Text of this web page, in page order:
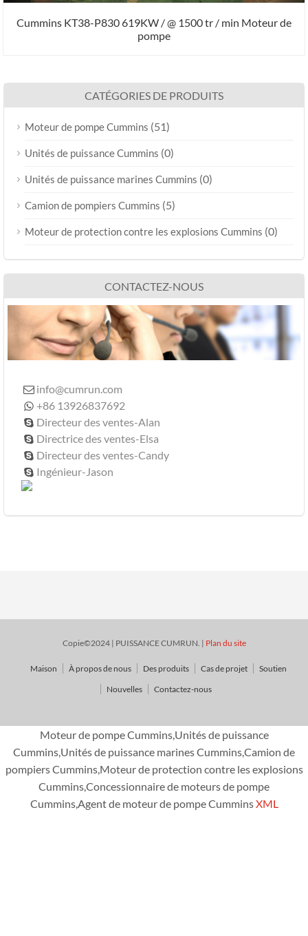
Cummins KT38-P830 619KW / @ 1500 tr / min Moteur de
pompe
CATÉGORIES DE PRODUITS
Moteur de pompe Cummins (51)
Unités de puissance Cummins (0)
Unités de puissance marines Cummins (0)
Camion de pompiers Cummins (5)
Moteur de protection contre les explosions Cummins (0)
CONTACTEZ-NOUS
 info@cumrun.com
 +86 13926837692
 Directeur des ventes-Alan
 Directrice des ventes-Elsa
 Directeur des ventes-Candy
 Ingénieur-Jason
Copie©2024 | PUISSANCE CUMRUN. | Plan du site
Maison À propos de nous Des produits Cas de projet
Soutien
Nouvelles
Contactez-nous
Moteur de pompe Cummins,Unités de puissance
Cummins,Unités de puissance marines Cummins,Camion de
pompiers Cummins,Moteur de protection contre les explosions
Cummins,Concessionnaire de moteurs de pompe
Cummins,Agent de moteur de pompe CumminsXML